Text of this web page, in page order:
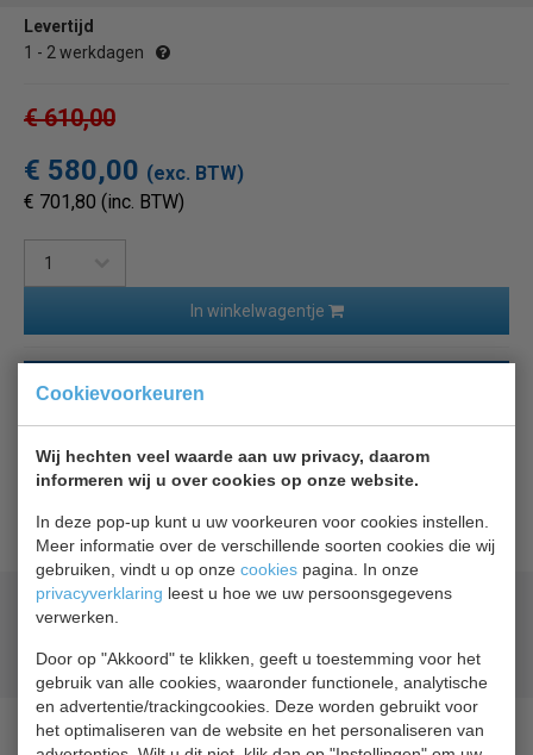
Cookievoorkeuren
Wij hechten veel waarde aan uw privacy, daarom
informeren wij u over cookies op onze website.
In deze pop-up kunt u uw voorkeuren voor cookies instellen.
Meer informatie over de verschillende soorten cookies die wij
gebruiken, vindt u op onze cookies pagina. In onze
privacyverklaring leest u hoe we uw persoonsgegevens
verwerken.
Door op "Akkoord" te klikken, geeft u toestemming voor het
gebruik van alle cookies, waaronder functionele, analytische
en advertentie/trackingcookies. Deze worden gebruikt voor
het optimaliseren van de website en het personaliseren van
Levertijd
1 - 2 werkdagen
€ 610,00
€ 580,00 (exc. BTW)
€ 701,80 (inc. BTW)
In winkelwagentje
Terug naar overzicht
Beschrijving
Geld terug
prijsgarantie
Gratis verzending vanaf € 200,00